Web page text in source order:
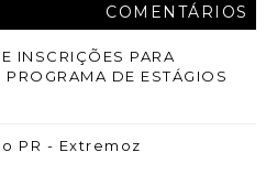
COMENTÁRIOS
INSCRIÇÕES PARA
DE ESTÁGIOS
PR - Extremoz